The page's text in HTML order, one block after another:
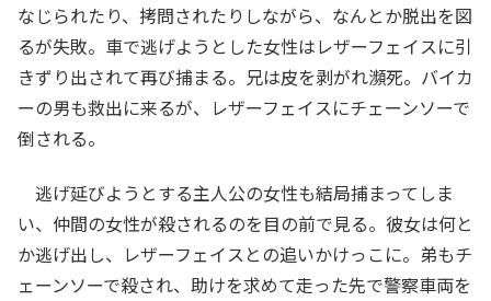
なじられたり、拷問されたりしながら、なんとか脱出を図
るが失敗。車で逃げようとした女性はレザーフェイスに引
きずり出されて再び捕まる。兄は皮を剥がれ瀕死。バイカ
ーの男も救出に来るが、レザーフェイスにチェーンソーで
倒される。
逃げ延びようとする主人公の女性も結局捕まってしま
い、仲間の女性が殺されるのを目の前で見る。彼女は何と
か逃げ出し、レザーフェイスとの追いかけっこに。弟もチ
ェーンソーで殺され、助けを求めて走った先で警察車両を